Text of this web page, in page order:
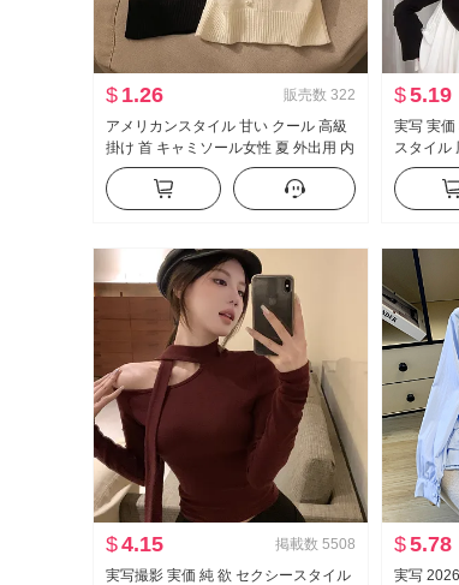
$ 1.26 販売数 322
アメリカンスタイル 甘い クール 高級
掛け 首 キャミソール女性 夏 外出用 内
かける インナーシャツ セクシースタ
イル ニット ベアトップ トップス
$5.19
実写 実価
スタイル
長袖 Tシ
ェイプ ト
$4.15 掲載数 5508
実写撮影 実価 純 欲 セクシースタイル
$5.78
実写